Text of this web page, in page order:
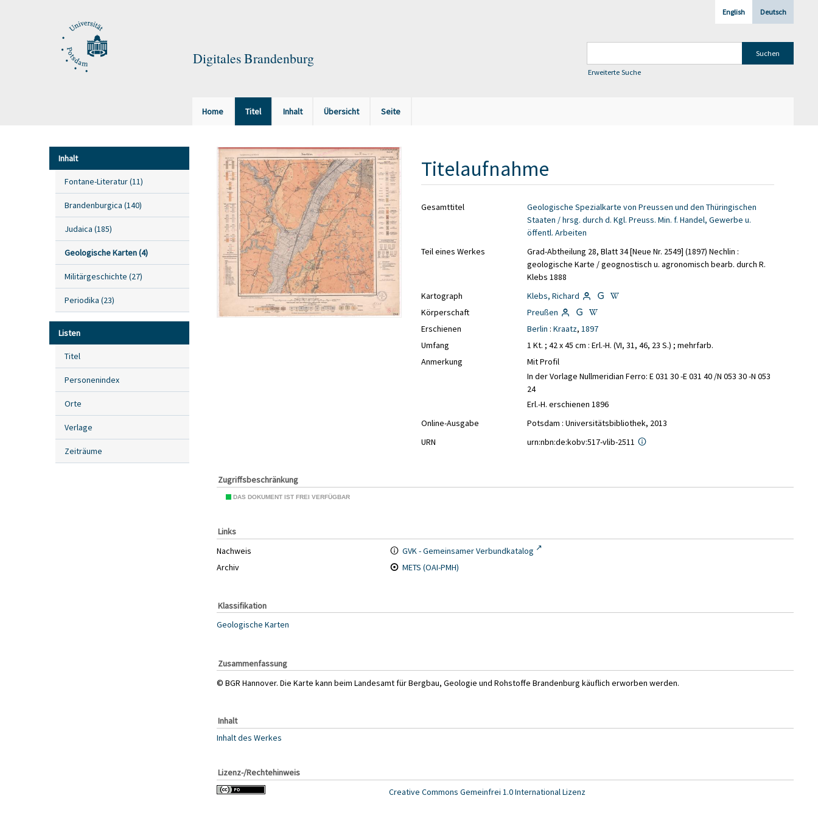
Digitales Brandenburg
Deutsch
English
Erweiterte Suche
Home Titel Inhalt Übersicht Seite
Inhalt
Fontane-Literatur(11)
Brandenburgica (140)
Judaica (185)
Geologische Karten(4)
Militärgeschichte (27)
Periodika (23)
Listen
Titel
Personenindex
Orte
Verlage
Zeiträume
Titelaufnahme
Gesamttitel
Geologische Spezialkarte von Preussen und den Thüringischen
Staaten / hrsg. durch d. Kgl. Preuss. Min. f. Handel, Gewerbe u.
öffentl. Arbeiten
Teil eines Werkes
Grad-Abtheilung 28, Blatt 34 [Neue Nr. 2549] (1897) Nechlin :
geologische Karte / geognostisch u. agronomisch bearb. durch R.
Klebs 1888
Kartograph
Klebs, Richard
Körperschaft
Preußen
Erschienen
Berlin : Kraatz, 1897
Umfang
1 Kt. ; 42 x 45 cm : Erl.-H. (VI, 31, 46, 23 S.) ; mehrfarb.
Anmerkung
Mit Profil
In der Vorlage Nullmeridian Ferro: E 031 30 -E 031 40 /N 053 30 -N 053
24
Erl.-H. erschienen 1896
Online-Ausgabe
Potsdam : Universitätsbibliothek, 2013
URN
urn:nbn:de:kobv:517-vlib-2511
Zugriffsbeschränkung
DAS DOKUMENT IST FREI VERFÜGBAR
Links
Nachweis
GVK - Gemeinsamer Verbundkatalog
Archiv
METS (OAI-PMH)
Klassifikation
Geologische Karten
Zusammenfassung
© BGR Hannover. Die Karte kann beim Landesamt für Bergbau, Geologie und Rohstoffe Brandenburg käuflich erworben werden.
Inhalt
Inhalt des Werkes
Lizenz-/Rechtehinweis
Creative Commons Gemeinfrei 1.0 International Lizenz